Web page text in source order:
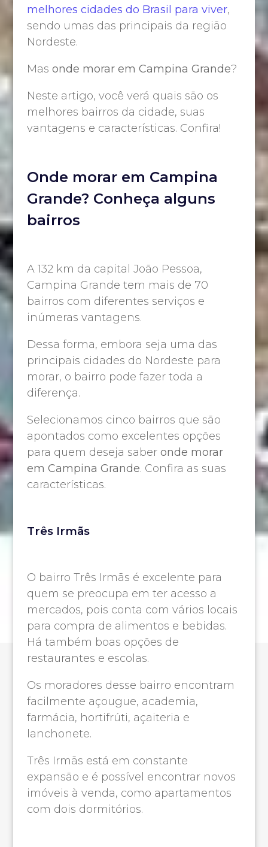
melhores cidades do Brasil para viver,
sendo umas das principais da região
Nordeste.
Mas onde morar em Campina Grande?
Neste artigo, você verá quais são os
melhores bairros da cidade, suas
vantagens e características. Confira!
Onde morar em Campina
Grande? Conheça alguns
bairros
A 132 km da capital João Pessoa,
Campina Grande tem mais de 70
bairros com diferentes serviços e
inúmeras vantagens.
Dessa forma, embora seja uma das
principais cidades do Nordeste para
morar, o bairro pode fazer toda a
diferença.
Selecionamos cinco bairros que são
apontados como excelentes opções
para quem deseja saber onde morar
em Campina Grande. Confira as suas
características.
Três Irmãs
O bairro Três Irmãs é excelente para
quem se preocupa em ter acesso a
mercados, pois conta com vários locais
para compra de alimentos e bebidas.
Há também boas opções de
restaurantes e escolas.
Os moradores desse bairro encontram
facilmente açougue, academia,
farmácia, hortifrúti, açaiteria e
lanchonete.
Três Irmãs está em constante
expansão e é possível encontrar novos
imóveis à venda, como apartamentos
com dois dormitórios.